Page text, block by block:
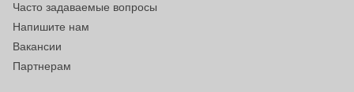
Часто задаваемые вопросы
Напишите нам
Вакансии
Партнерам